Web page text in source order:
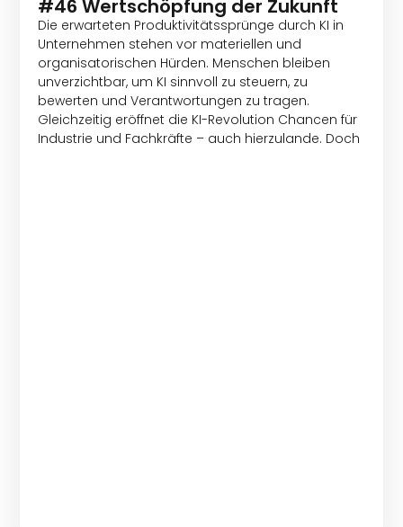
#46 Wertschöpfung der Zukunft
Die erwarteten Produktivitätssprünge durch KI in
Unternehmen stehen vor materiellen und
organisatorischen Hürden. Menschen bleiben
unverzichtbar, um KI sinnvoll zu steuern, zu
bewerten und Verantwortungen zu tragen.
Gleichzeitig eröffnet die KI-Revolution Chancen für
Industrie und Fachkräfte – auch hierzulande. Doch